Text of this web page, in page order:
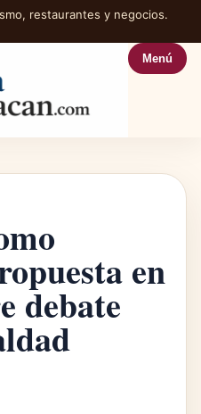
restaurantes y negocios.
Menú
en
debate